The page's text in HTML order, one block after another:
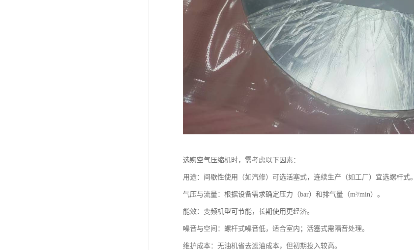
选购空气压缩机时，需考虑以下因素：
用途：间歇性使用（如汽修）可选活塞式，连续生产（如工厂）宜选螺杆式。
气压与流量：根据设备需求确定压力（bar）和排气量（m³/min）。
能效：变频机型可节能，长期使用更经济。
噪音与空间：螺杆式噪音低，适合室内；活塞式需隔音处理。
维护成本：无油机省去滤油成本，但初期投入较高。